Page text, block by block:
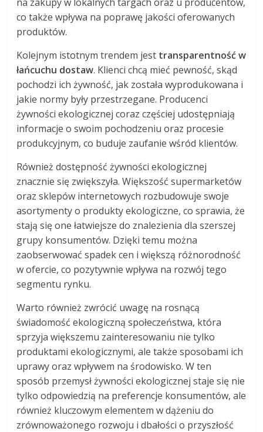
co także wpływa na poprawę jakości oferowanych
produktów.
Kolejnym istotnym trendem jest transparentność w
łańcuchu dostaw. Klienci chcą mieć pewność, skąd
pochodzi ich żywność, jak została wyprodukowana i
jakie normy były przestrzegane. Producenci
żywności ekologicznej coraz częściej udostępniają
informacje o swoim pochodzeniu oraz procesie
produkcyjnym, co buduje zaufanie wśród klientów.
Również dostępność żywności ekologicznej
znacznie się zwiększyła. Większość supermarketów
oraz sklepów internetowych rozbudowuje swoje
asortymenty o produkty ekologiczne, co sprawia, że
stają się one łatwiejsze do znalezienia dla szerszej
grupy konsumentów. Dzięki temu można
zaobserwować spadek cen i większą różnorodność
w ofercie, co pozytywnie wpływa na rozwój tego
segmentu rynku.
Warto również zwrócić uwagę na rosnącą
świadomość ekologiczną społeczeństwa, która
sprzyja większemu zainteresowaniu nie tylko
produktami ekologicznymi, ale także sposobami ich
uprawy oraz wpływem na środowisko. W ten
sposób przemysł żywności ekologicznej staje się nie
tylko odpowiedzią na preferencje konsumentów, ale
również kluczowym elementem w dążeniu do
zrównoważonego rozwoju i dbałości o przyszłość